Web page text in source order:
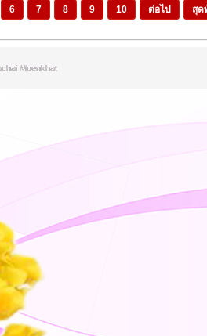
6 7 8 9 10 ต่อไป สุด
Muenkhat